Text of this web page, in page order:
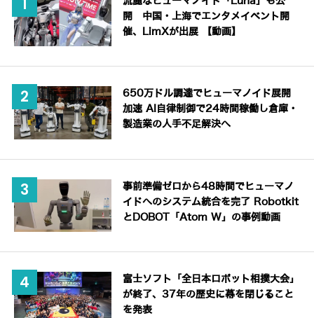
開 中国・上海でエンタメイベント開
催、LimXが出展 【動画】
650万ドル調達でヒューマノイド展開
加速 AI自律制御で24時間稼働し倉庫・
製造業の人手不足解決へ
事前準備ゼロから48時間でヒューマノ
イドへのシステム統合を完了 Robotkit
とDOBOT「Atom W」の事例動画
富士ソフト「全日本ロボット相撲大会」
が終了、37年の歴史に幕を閉じること
を発表